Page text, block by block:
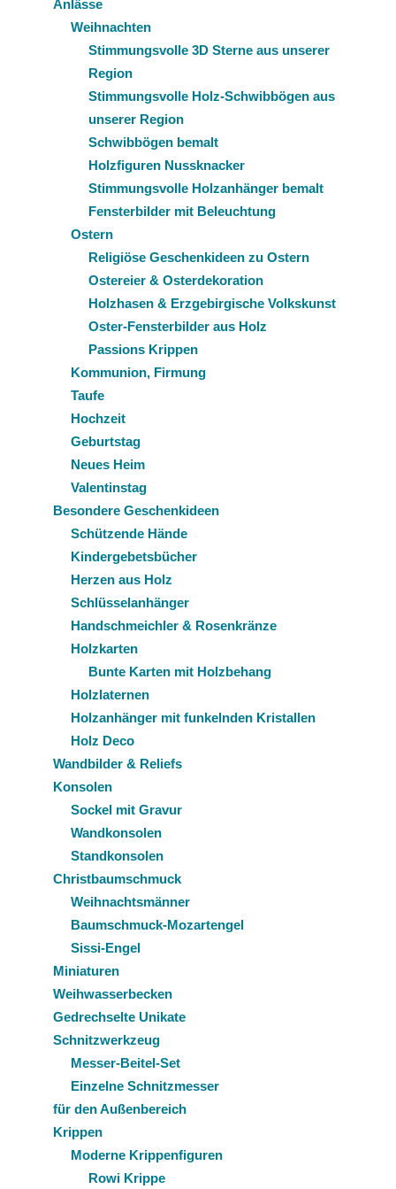
Anlässe
Weihnachten
Stimmungsvolle 3D Sterne aus unserer
Region
Stimmungsvolle Holz-Schwibbögen aus
unserer Region
Schwibbögen bemalt
Holzfiguren Nussknacker
Stimmungsvolle Holzanhänger bemalt
Fensterbilder mit Beleuchtung
Ostern
Religiöse Geschenkideen zu Ostern
Ostereier & Osterdekoration
Holzhasen & Erzgebirgische Volkskunst
Oster-Fensterbilder aus Holz
Passions Krippen
Kommunion, Firmung
Taufe
Hochzeit
Geburtstag
Neues Heim
Valentinstag
Besondere Geschenkideen
Schützende Hände
Kindergebetsbücher
Herzen aus Holz
Schlüsselanhänger
Handschmeichler & Rosenkränze
Holzkarten
Bunte Karten mit Holzbehang
Holzlaternen
Holzanhänger mit funkelnden Kristallen
Holz Deco
Wandbilder & Reliefs
Konsolen
Sockel mit Gravur
Wandkonsolen
Standkonsolen
Christbaumschmuck
Weihnachtsmänner
Baumschmuck-Mozartengel
Sissi-Engel
Miniaturen
Weihwasserbecken
Gedrechselte Unikate
Schnitzwerkzeug
Messer-Beitel-Set
Einzelne Schnitzmesser
für den Außenbereich
Krippen
Moderne Krippenfiguren
Rowi Krippe